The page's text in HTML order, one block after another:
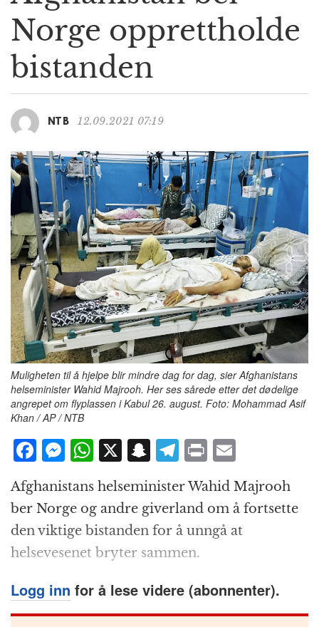
a
t
Norge opprettholde
bistanden
NTB 12.09.2021 07:19
Muligheten til å hjelpe blir mindre dag for dag, sier Afghanistans
helseminister Wahid Majrooh. Her ses sårede etter det dødelige
angrepet om flyplassen i Kabul 26. august. Foto: Mohammad Asif
Khan / AP / NTB
F
c
e
b
o
o
k
M
ss
e
n
g
e
r
W
h
at
s
A
p
p
X S
n
a
p
c
h
at
T
e
g
r
a
m
P
ri
n
t
m
ai
l
Afghanistans helseminister Wahid Majrooh
ber Norge og andre giverland om å fortsette
den viktige bistanden for å unngå at
helsevesenet bryter sammen.
Logg inn for å lese videre (abonnenter).